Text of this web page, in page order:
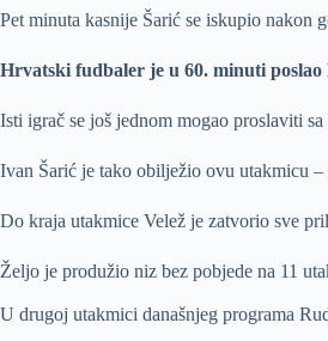
Pet minuta kasnije Šarić se iskupio nakon
Hrvatski fudbaler je u 60. minuti
Isti igrač se još jednom mogao proslaviti
Ivan Šarić je tako obilježio ovu utakmicu
Do kraja utakmice Velež je zatvorio sve
Željo je produžio niz bez pobjede na 11
U drugoj utakmici današnjeg programa